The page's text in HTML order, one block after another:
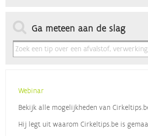
Ga meteen aan de slag
Webinar
Bekijk alle mogelijkheden van
Hij legt uit waarom Cirkeltips.be is